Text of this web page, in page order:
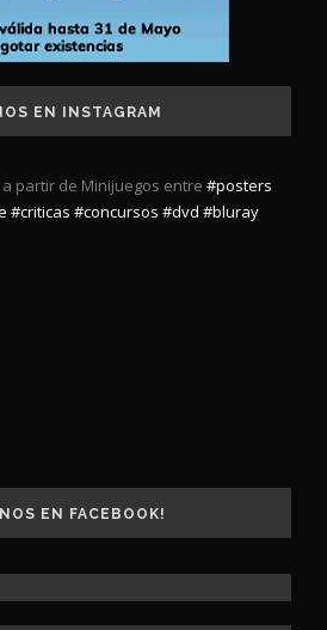
EN INSTAGRAM
partir de Minijuegos entre #posters
#criticas #concursos #dvd #bluray
EN FACEBOOK!